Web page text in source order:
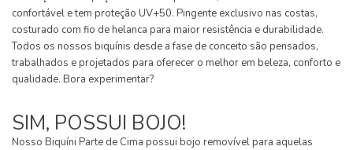
confortável e tem proteção UV+50. Pingente exclusivo nas costas,
costurado com fio de helanca para maior resistência e durabilidade.
Todos os nossos biquínis desde a fase de conceito são pensados,
trabalhados e projetados para oferecer o melhor em beleza, conforto e
qualidade. Bora experimentar?
SIM, POSSUI BOJO!
Nosso Biquíni Parte de Cima possui bojo removível para aquelas